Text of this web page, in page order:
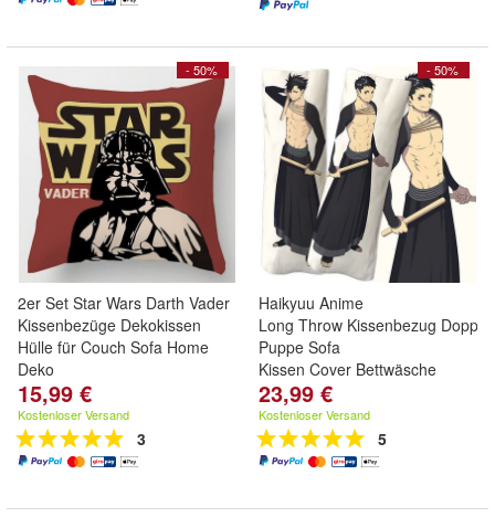
- 50%
2er Set Star Wars Darth Vader
Kissenbezüge Dekokissen
Hülle für Couch Sofa Home
Deko
15,99 €
Kostenloser Versand
3
- 50%
Haikyuu Anime
Long Throw Kissenbezug
Puppe Sofa
Kissen Cover Bettwäsche
23,99 €
Kostenloser Versand
5